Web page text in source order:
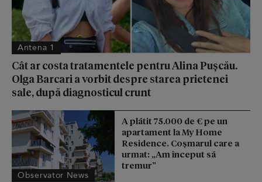
Antena 1
Cât ar costa tratamentele pentru Alina Pușcău.
Olga Barcari a vorbit despre starea prietenei
sale, după diagnosticul crunt
Observator News
A plătit 75.000 de € pe un
apartament la My Home
Residence. Coşmarul care a
urmat: „Am început să
tremur”